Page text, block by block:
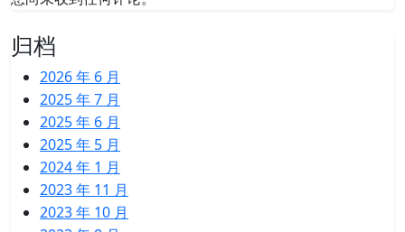
归档
2026 年 6 月
2025 年 7 月
2025 年 6 月
2025 年 5 月
2024 年 1 月
2023 年 11 月
2023 年 10 月